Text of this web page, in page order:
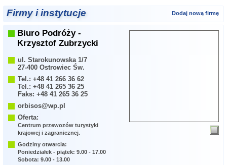
Firmy i instytucje Dodaj nową firmę
Biuro Podróży -
Krzysztof Zubrzycki
ul. Starokunowska 1/7
27-400 Ostrowiec Św.
Tel.: +48 41 266 36 62
Tel.: +48 41 265 36 25
Faks: +48 41 265 36 25
orbisos@wp.pl
Oferta:
Centrum przewozów turystyki
krajowej i zagranicznej.
Godziny otwarcia:
Poniedziałek - piątek: 9.00 - 17.00
Sobota: 9.00 - 13.00